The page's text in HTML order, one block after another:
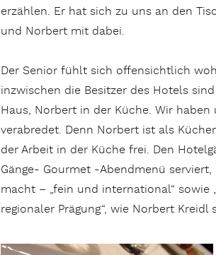
erzählen. Er hat sich zu uns an den
und Norbert mit dabei.
Der Senior fühlt sich offensichtlich
inzwischen die Besitzer des Hotels
Haus, Norbert in der Küche. Wir haben
verabredet. Denn Norbert ist als
der Arbeit in der Küche frei. Den
Gänge- Gourmet -Abendmenü
macht – „fein und international“
regionaler Prägung“, wie Norbert Kreidl